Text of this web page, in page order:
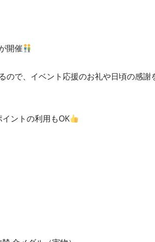
開催
ので、イベント応援のお礼や日頃の感
ントの利用もOK